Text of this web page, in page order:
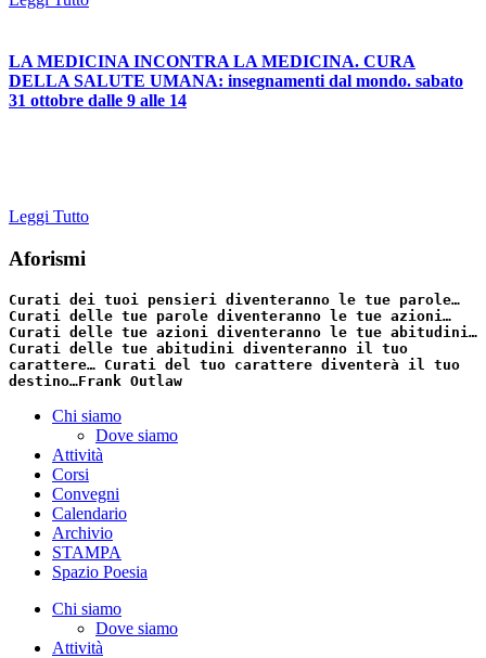
LA MEDICINA INCONTRA LA MEDICINA. CURA
DELLA SALUTE UMANA: insegnamenti dal mondo. sabato
31 ottobre dalle 9 alle 14
Leggi Tutto
Aforismi
Curati dei tuoi pensieri diventeranno le tue parole…
Curati delle tue parole diventeranno le tue azioni…
Curati delle tue azioni diventeranno le tue abitudini…
Curati delle tue abitudini diventeranno il tuo
carattere… Curati del tuo carattere diventerà il tuo
destino…Frank Outlaw
Chi siamo
Dove siamo
Attività
Corsi
Convegni
Calendario
Archivio
STAMPA
Spazio Poesia
Chi siamo
Dove siamo
Attività